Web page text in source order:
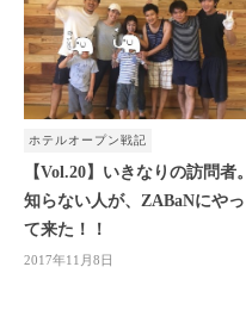
ホテルオープン戦記
【Vol.20】いきなりの訪問者。
知らない人が、ZABaNにやっ
て来た！！
2017年11月8日